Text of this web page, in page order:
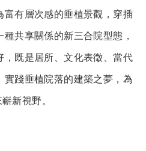
富有層次感的垂植景觀，穿插
共享關係的新三合院型態，
，既是居所、文化表徵、當代
實踐垂植院落的建築之夢，為
新視野。